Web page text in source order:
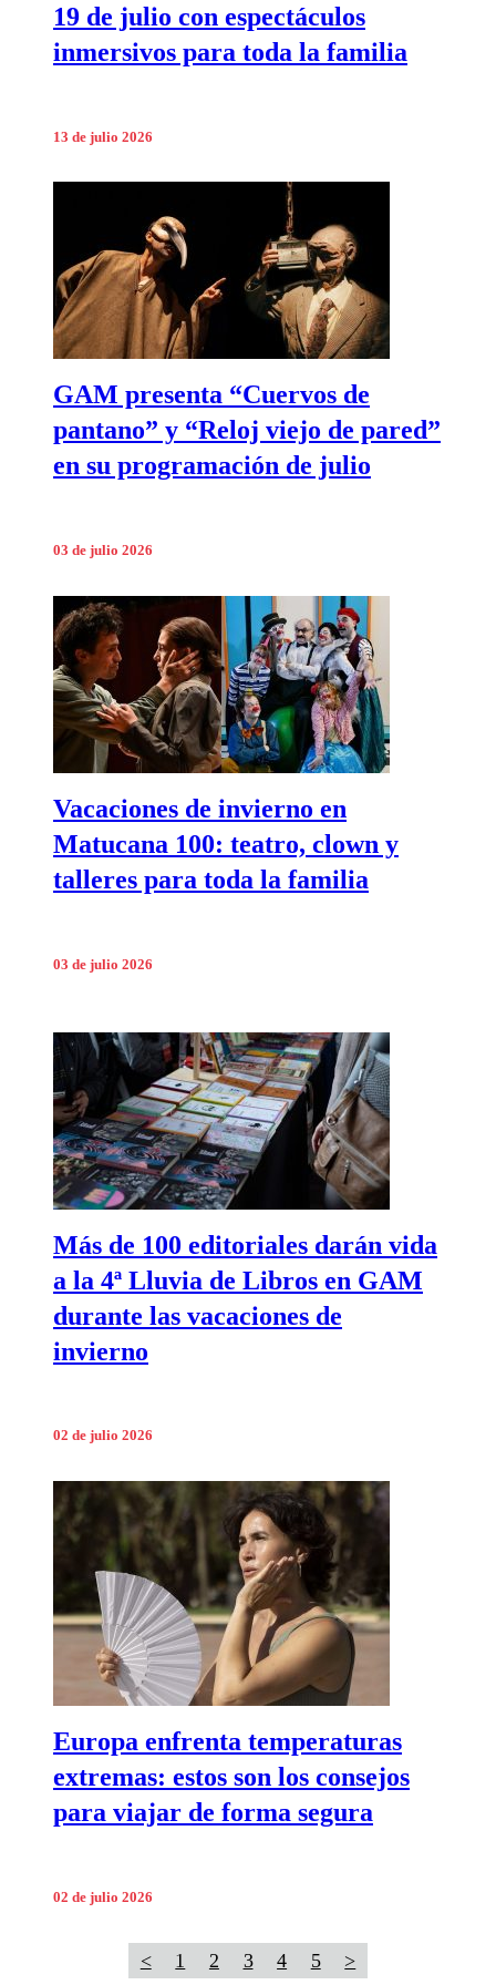
19 de julio con espectáculos
inmersivos para toda la familia
13 de julio 2026
GAM presenta “Cuervos de
pantano” y “Reloj viejo de pared”
en su programación de julio
03 de julio 2026
Vacaciones de invierno en
Matucana 100: teatro, clown y
talleres para toda la familia
03 de julio 2026
Más de 100 editoriales darán vida
a la 4ª Lluvia de Libros en GAM
durante las vacaciones de
invierno
02 de julio 2026
Europa enfrenta temperaturas
extremas: estos son los consejos
para viajar de forma segura
02 de julio 2026
< 1 2 3 4 5 >